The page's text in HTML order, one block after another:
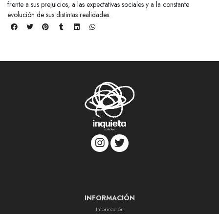
frente a sus prejuicios, a las expectativas sociales y a la constante
evolución de sus distintas realidades.
INFORMACIÓN
Información